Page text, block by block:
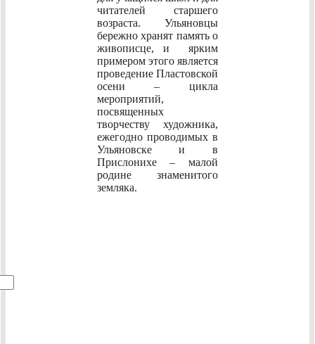
читателей старшего
возраста. Ульяновцы
бережно хранят память о
живописце, и ярким
примером этого является
проведение Пластовской
осени – цикла
мероприятий,
посвященных
творчеству художника,
ежегодно проводимых в
Ульяновске и в
Прислонихе – малой
родине знаменитого
земляка.